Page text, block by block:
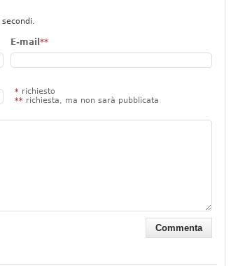
E-mail **
* richiesto
** richiesta, ma non sarà pubblicata